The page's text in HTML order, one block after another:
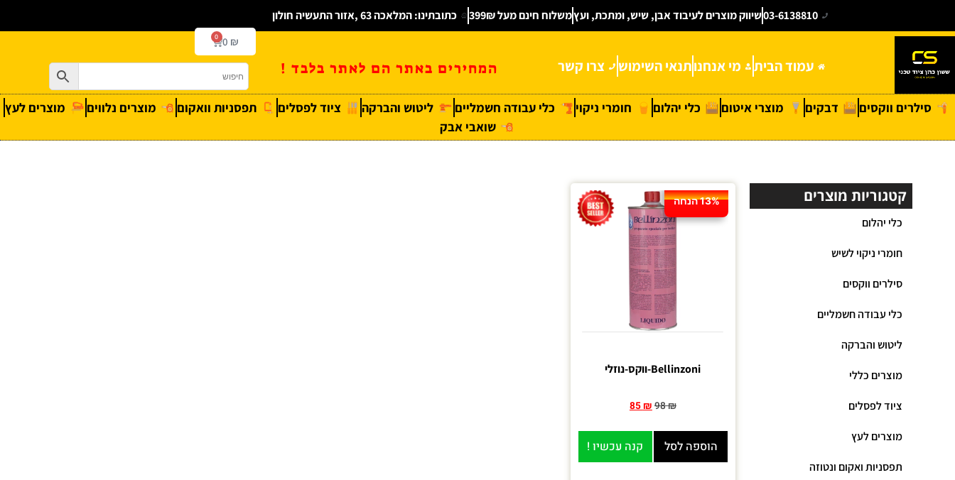
03-6138810שיווק מוצרים לעיבוד אבן, שיש, ומתכת, ועץמשלוח חינם מעל 399₪ כתובתינו: המלאכה 63 ,אזור התעשיה חולון
עמוד הבית מי אנחנותנאי השימוש צרו קשר המחירים באתר הם לאתר בלבד !
0 ₪
0
סילרים ווקסים דבקים מוצרי איטום כלי יהלום חומרי ניקוי כלי עבודה חשמליים ליטוש והברקה ציוד לפסלים תפסניות וואקום מוצרים נלווים
מוצרים לעץ
שואבי אבק
קטגוריות מוצרים
כלי יהלום
חומרי ניקוי לשיש
סילרים ווקסים
כלי עבודה חשמליים
ליטוש והברקה
מוצרים כללי
ציוד לפסלים
מוצרים לעץ
תפסניות ואקום ונטוזה
13% הנחה
Bellinzoni-ווקס-נוזלי
98₪
85₪
הוספה לסל קנה עכשיו !